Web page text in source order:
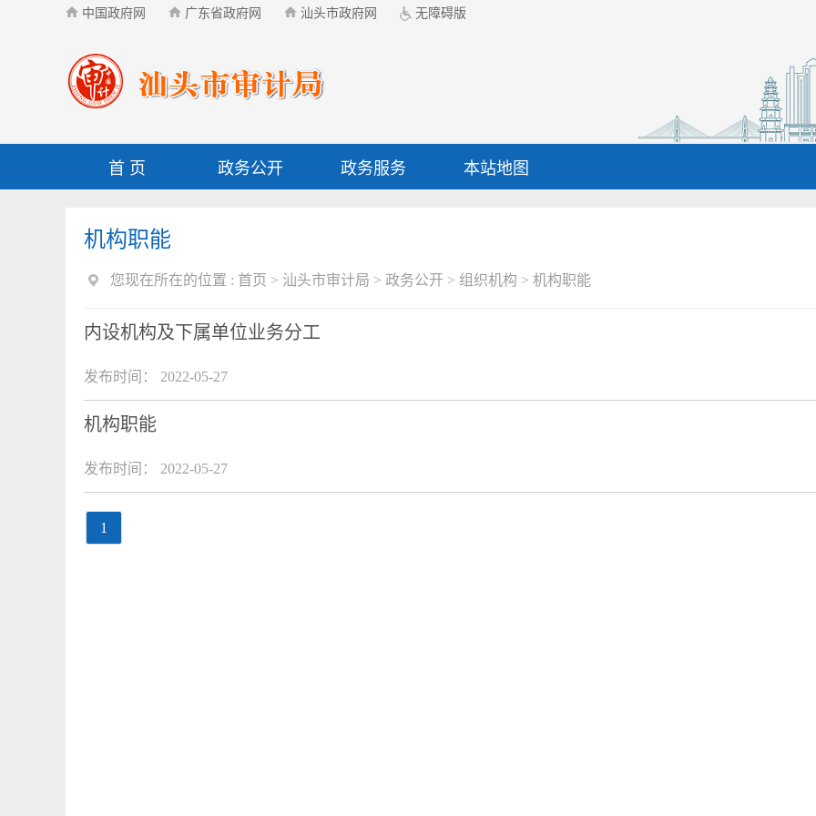
中国政府网 广东省政府网 汕头市政府网 无障碍版
首 页 政务公开 政务服务 本站地图
机构职能
您现在所在的位置 : 首页 > 汕头市审计局 > 政务公开 > 组织机构 > 机构职能
内设机构及下属单位业务分工
发布时间： 2022-05-27
机构职能
发布时间： 2022-05-27
1